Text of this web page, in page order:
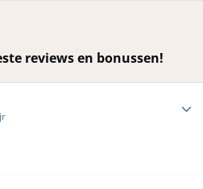
reviews en bonussen!